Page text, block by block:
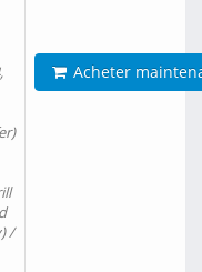
/
Acheter